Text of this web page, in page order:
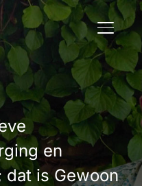
en
is Gewoon